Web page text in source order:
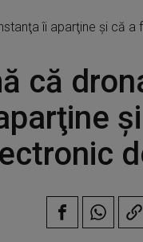
îi aparţine şi că
că